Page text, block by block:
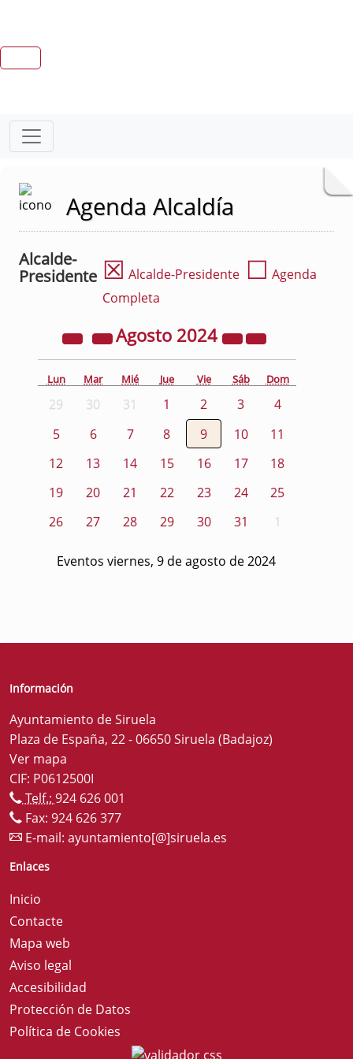
Agenda Alcaldía
Alcalde-
Presidente ☒ Alcalde-Presidente ☐ Agenda
Completa
Agosto 2024
Lun Mar Mié Jue Vie Sáb Dom
29 30 31 1 2 3
4
5
6 7 8 9 10
11
12
13 14 15 16 17
18
19
20 21 22 23 24
25
26
27 28 29 30 31 1
Eventos viernes, 9 de agosto de 2024
Información
Ayuntamiento de Siruela
Plaza de España, 22 - 06650 Siruela (Badajoz)
Ver mapa
CIF: P0612500I
Telf.: 924 626 001
Fax: 924 626 377
E-mail: ayuntamiento[@]siruela.es
Enlaces
Inicio
Contacte
Mapa web
Aviso legal
Accesibilidad
Protección de Datos
Política de Cookies